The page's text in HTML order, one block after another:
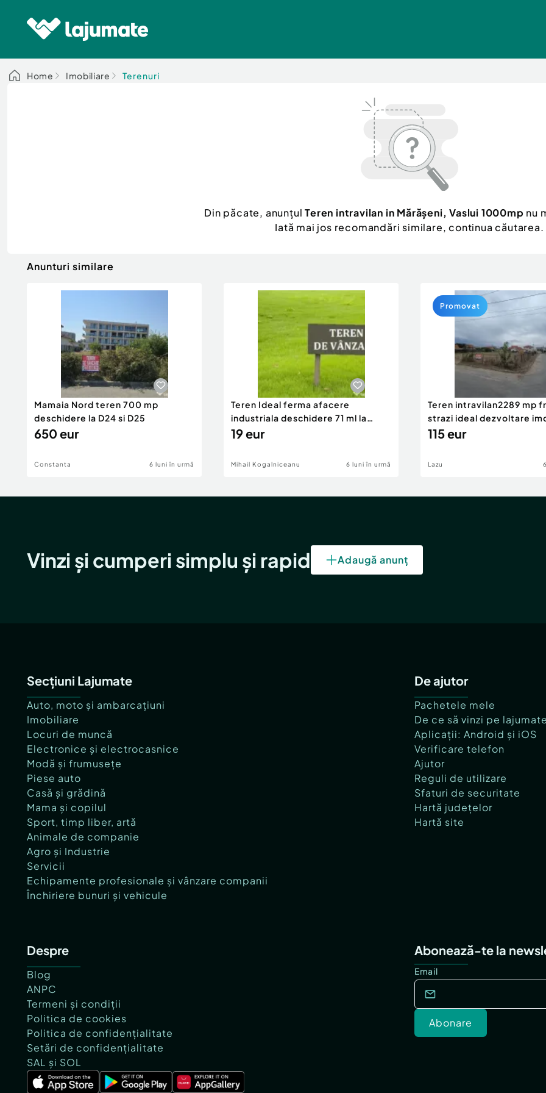
Home Imobiliare Terenuri
Din păcate, anunțulTeren intravilan in Mărășeni, Vaslui 1000mp nu
Iată mai jos recomandări similare, continua căutarea.
Anunturi similare
Mamaia Nord teren 700 mp
deschidere la D24 si D25
650 eur
Constanta 6 luni în urmă
Teren Ideal ferma afacere
industriala deschidere 71 ml la
DN2A
19 eur
Mihail Kogalniceanu 6 luni în urmă
Teren intravilan2289 mp
strazi ideal dezvoltare
115 eur
Lazu
Promovat
Vinzi și cumperi simplu și rapid Adaugă anunț
Secțiuni Lajumate
Auto, moto și ambarcațiuni
Imobiliare
Locuri de muncă
Electronice și electrocasnice
Modă și frumusețe
Piese auto
Casă și grădină
Mama și copilul
Sport, timp liber, artă
Animale de companie
Agro și Industrie
Servicii
Echipamente profesionale și vânzare companii
Închiriere bunuri și vehicule
De ajutor
Pachetele mele
De ce să vinzi pe
Aplicații: Android și iOS
Verificare telefon
Ajutor
Reguli de utilizare
Sfaturi de securitate
Hartă județelor
Hartă site
Despre
Blog
ANPC
Termeni și condiții
Politica de cookies
Politica de confidențialitate
Setări de confidențialitate
SAL și SOL
Abonează-te la
Email
Abonare